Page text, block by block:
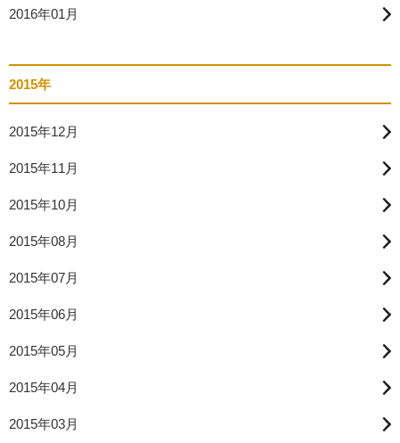
2016年01月
2015年
2015年12月
2015年11月
2015年10月
2015年08月
2015年07月
2015年06月
2015年05月
2015年04月
2015年03月